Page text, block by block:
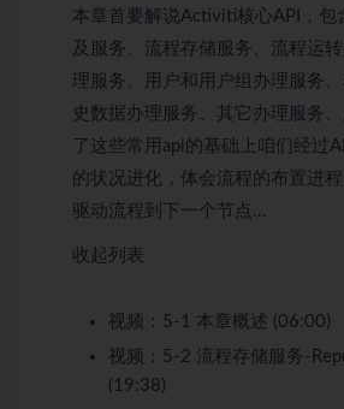
本章首要解说Activiti核心API，包
及服务、流程存储服务、流程运
理服务、用户和用户组办理服务
史数据办理服务、其它办理服务
了这些常用api的基础上咱们经过
的状况进化，体会流程的布置进程
驱动流程到下一个节点…
收起列表
视频： 5-1 本章概述 (06:00)
视频： 5-2 流程存储服务-
(19:38)